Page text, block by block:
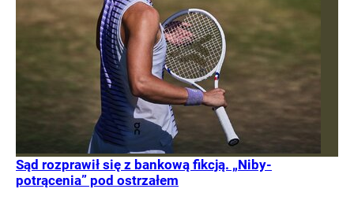
Sąd rozprawił się z bankową fikcją. „Niby-
potrącenia” pod ostrzałem